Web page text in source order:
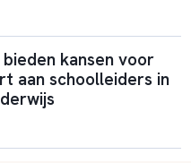
kansen voor
aan schoolleiders in